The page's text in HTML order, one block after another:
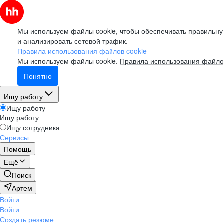
Мы используем файлы cookie, чтобы обеспечивать
и анализировать сетевой трафик.
Правила использования файлов cookie
Мы используем файлы cookie. Правила использования
Понятно
Ищу работу
Ищу работу
Ищу работу
Ищу сотрудника
Сервисы
Помощь
Ещё
Поиск
Артем
Войти
Войти
Создать резюме